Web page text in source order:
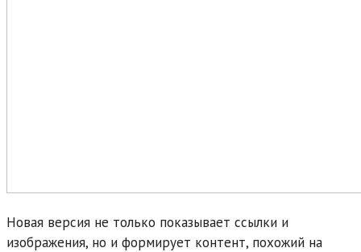
Новая версия не только показывает ссылки и
изображения, но и формирует контент, похожий на